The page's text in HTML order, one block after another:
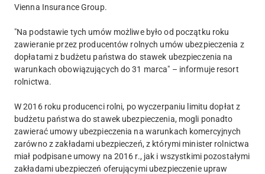
Vienna Insurance Group.
"Na podstawie tych umów możliwe było od początku roku
zawieranie przez producentów rolnych umów ubezpieczenia z
dopłatami z budżetu państwa do stawek ubezpieczenia na
warunkach obowiązujących do 31 marca" – informuje resort
rolnictwa.
W 2016 roku producenci rolni, po wyczerpaniu limitu dopłat z
budżetu państwa do stawek ubezpieczenia, mogli ponadto
zawierać umowy ubezpieczenia na warunkach komercyjnych
zarówno z zakładami ubezpieczeń, z którymi minister rolnictwa
miał podpisane umowy na 2016 r., jak i wszystkimi pozostałymi
zakładami ubezpieczeń oferującymi ubezpieczenie upraw